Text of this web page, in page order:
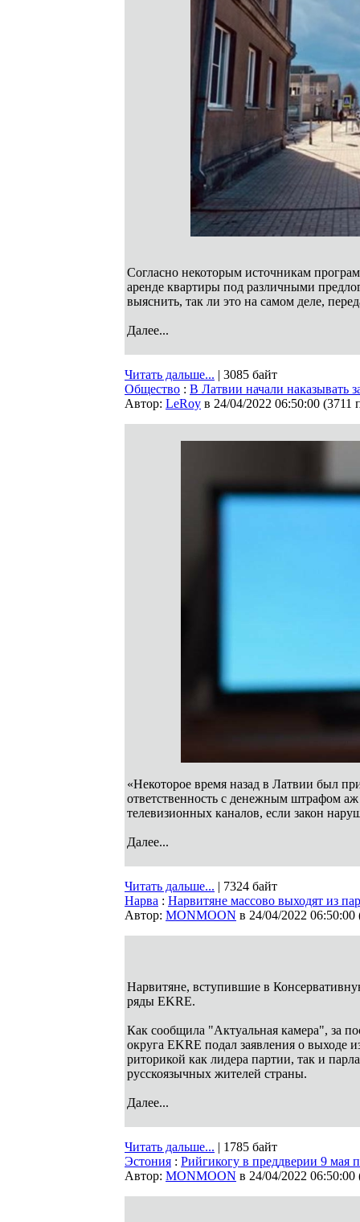
Согласно некоторым источникам
аренде квартиры под различными
выяснить, так ли это на самом деле,
Далее...
Читать дальше... | 3085 байт
Общество : В Латвии начали наказывать
Автор: LeRoy в 24/04/2022 06:50:00 (3711
«Некоторое время назад в Латвии был
ответственность с денежным штрафом
телевизионных каналов, если закон
Далее...
Читать дальше... | 7324 байт
Нарва : Нарвитяне массово выходят из
Автор: MONMOON в 24/04/2022 06:50:00
Нарвитяне, вступившие в
ряды EKRE.
Как сообщила "Актуальная камера", за
округа EKRE подал заявления о выходе
риторикой как лидера партии, так и
русскоязычных жителей страны.
Далее...
Читать дальше... | 1785 байт
Эстония : Рийгикогу в преддверии 9 мая
Автор: MONMOON в 24/04/2022 06:50:00